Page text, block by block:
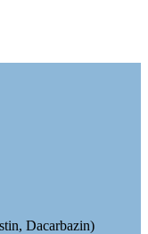
Dacarbazin)